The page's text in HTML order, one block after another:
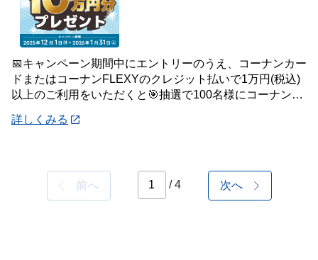
📅キャンペーン期間中にエントリーのうえ、コーナンカー
ドまたはコーナンFLEXYのクレジット払いで1万円(税込)
以上のご利用をいただくと🎯抽選で100名様にコーナン商
詳しくみる
前へ / 4 次へ